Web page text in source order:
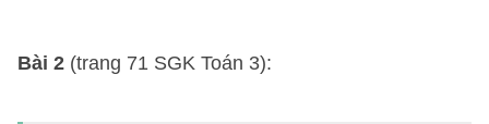
Bài 2 (trang 71 SGK Toán 3):